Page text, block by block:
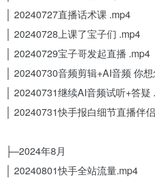
│ 20240727直播话术课 .mp4
│ 20240728上课了宝子们 .mp4
│ 20240729宝子哥发起直播 .mp4
│ 20240730音频剪辑+AI音频 你
│ 20240731继续AI音频试听+答疑
│ 20240731快手报白细节直播伴
├─2024年8月
│ 20240801快手全站流量.mp4